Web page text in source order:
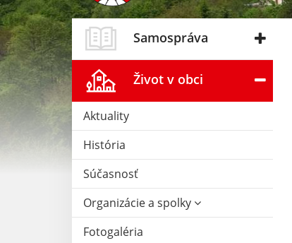
Samospráva
Život v obci
Aktuality
História
Súčasnosť
Organizácie a spolky
Fotogaléria